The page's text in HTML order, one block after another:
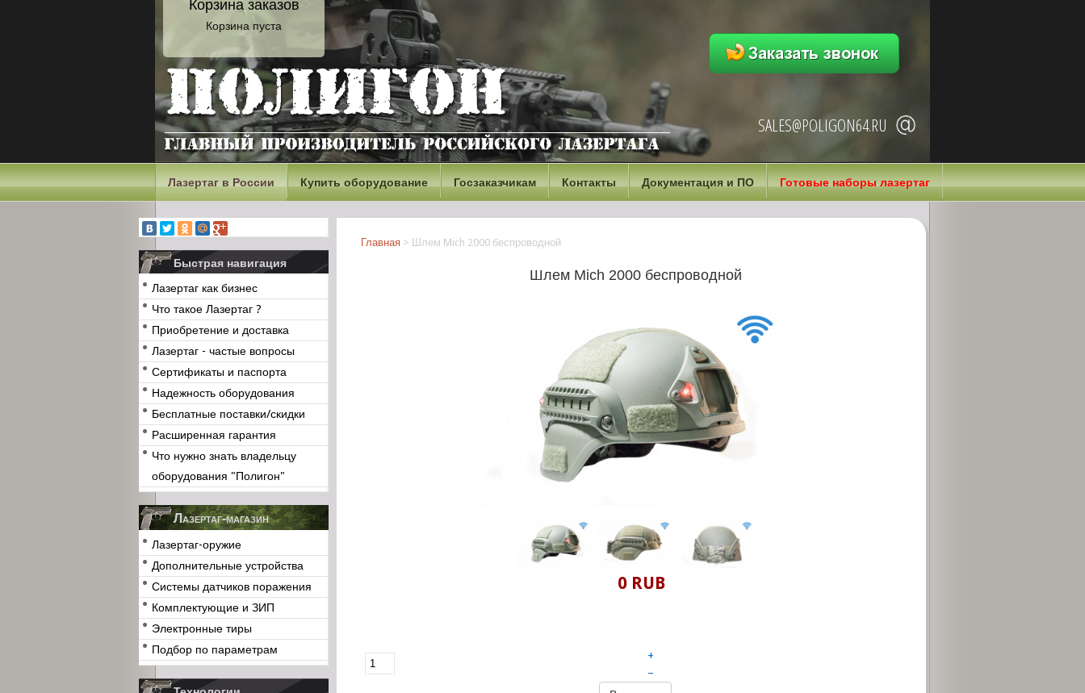
SALES@POLIGON64.RU
Корзина заказов
Корзина пуста
Лазертаг в России Купить оборудование Госзаказчикам Контакты Документация и ПО Готовые наборы лазертаг
Быстрая навигация
Лазертаг как бизнес
Что такое Лазертаг ?
Приобретение и доставка
Лазертаг - частые вопросы
Сертификаты и паспорта
Надежность оборудования
Бесплатные поставки/скидки
Расширенная гарантия
Что нужно знать владельцу
оборудования "Полигон"
Лазертаг-магазин
Лазертаг-оружие
Дополнительные устройства
Системы датчиков поражения
Комплектующие и ЗИП
Электронные тиры
Подбор по параметрам
Главная > Шлем Mich 2000 беспроводной
Шлем Mich 2000 беспроводной
0 RUB
+
–